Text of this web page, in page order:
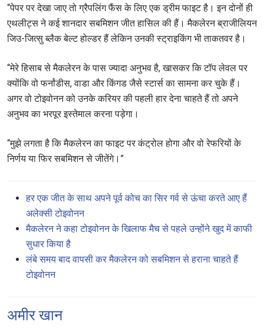
“पेपर पर देखा जाए तो ग्रैपलिंग फैंस के लिए एक ड्रीम फाइट है। इन दोनों ही
एथलीट्स ने कई शानदार सबमिशन जीत हासिल की हैं। मैकलेरन ब्राजीलियन
जिउ-जित्सु ब्लैक बेल्ट होल्डर हैं लेकिन उनकी स्ट्राइकिंग भी ताकतवर है।
“मेरे हिसाब से मैकलेरन के पास ज्यादा अनुभव है, खासकर कि टॉप लेवल पर
क्योंकि वो फर्नांडीस, वाडा और किंगड जैसे स्टार्स का सामना कर चुके हैं।
अगर वो टोइवोनन को उनके करियर की पहली हार देना चाहते हैं तो अपने
अनुभव का भरपूर इस्तेमाल करना पड़ेगा।
“मुझे लगता है कि मैकलेरन का फाइट पर कंट्रोल होगा और वो रेफरियों के
निर्णय या फिर सबमिशन से जीतेंगे।”
हर एक जीत के साथ अपने पूर्व कोच का सिर गर्व से ऊंचा करते आए हैं
अलेक्सी टोइवोनन
मैकलेरन ने कहा टोइवोनन के खिलाफ मैच से पहले उन्होंने खुद में काफी
सुधार किया है
लंबे समय बाद वापसी कर मैकलेरन को सबमिशन से हराना चाहते हैं
टोइवोनन
अमीर खान